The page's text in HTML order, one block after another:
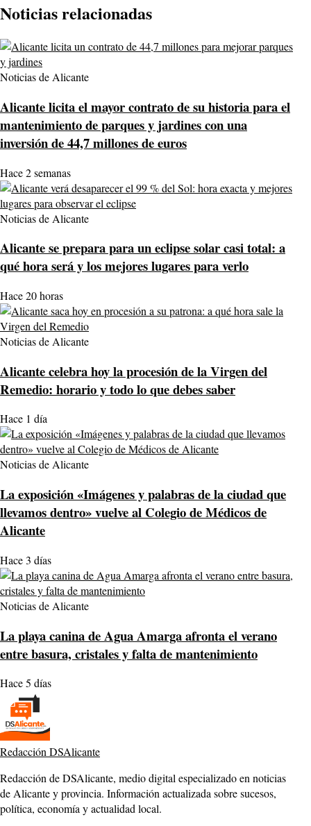
Noticias relacionadas
Noticias de Alicante
Alicante licita el mayor contrato de su historia para el
mantenimiento de parques y jardines con una
inversión de 44,7 millones de euros
Hace 2 semanas
Noticias de Alicante
Alicante se prepara para un eclipse solar casi total: a
qué hora será y los mejores lugares para verlo
Hace 20 horas
Noticias de Alicante
Alicante celebra hoy la procesión de la Virgen del
Remedio: horario y todo lo que debes saber
Hace 1 día
Noticias de Alicante
La exposición «Imágenes y palabras de la ciudad que
llevamos dentro» vuelve al Colegio de Médicos de
Alicante
Hace 3 días
Noticias de Alicante
La playa canina de Agua Amarga afronta el verano
entre basura, cristales y falta de mantenimiento
Hace 5 días
Redacción DSAlicante
Redacción de DSAlicante, medio digital especializado en noticias
de Alicante y provincia. Información actualizada sobre sucesos,
política, economía y actualidad local.